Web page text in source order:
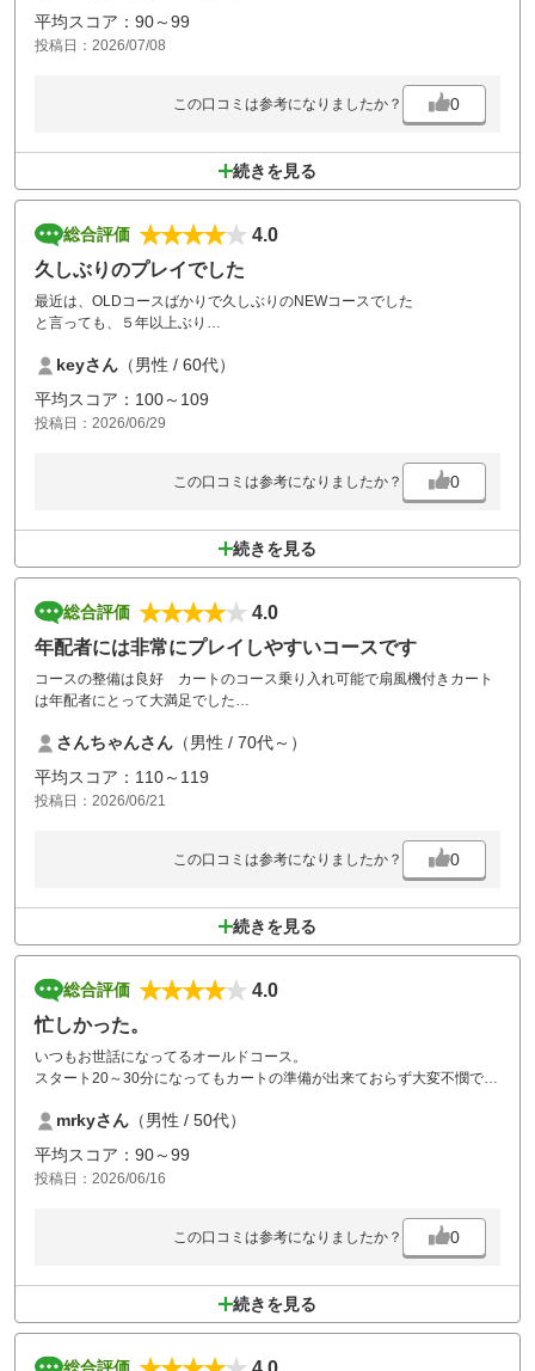
身体のメンテナンスをしています。
シャワーは身体の中まで温まりません。
わけがありお風呂を休んでいると思いますが、利用者にとっては可成り
要検討して頂けると有り難いです。
平均スコア：90～99
投稿日：2026/07/08
この口コミは参考になりましたか？ 0
続きを見る
総合評価
4.0
久しぶりのプレイでした
最近は、OLDコースばかりで久しぶりのNEWコースでした
と言っても、５年以上ぶり
今回、その印象はガラリと変わりました
どちらかというと、OLDより良いかもです
幸い、台風一過のプレイで天候にも恵まれ楽しくプレイできました
また、機会があればプレイしたいと思います
keyさん （男性 / 60代）
平均スコア：100～109
投稿日：2026/06/29
この口コミは参考になりましたか？ 0
続きを見る
総合評価
4.0
年配者には非常にプレイしやすいコースです
コースの整備は良好 カートのコース乗り入れ可能で扇風機付きカート
は年配者にとって大満足でした
で食べられるメニューが殆ど無いのが残念です ただプレイ料金が安い
ので仕方ないのかも知れません
次も利用したいと思います
さんちゃんさん （男性 / 70代～）
平均スコア：110～119
投稿日：2026/06/21
この口コミは参考になりましたか？ 0
続きを見る
総合評価
4.0
忙しかった。
いつもお世話になってるオールドコース。
スタート20～30分になってもカートの準備が出来ておらず大変不憫でし
いつもはこんな感じでなのに残念でした。
mrkyさん （男性 / 50代）
平均スコア：90～99
投稿日：2026/06/16
この口コミは参考になりましたか？ 0
続きを見る